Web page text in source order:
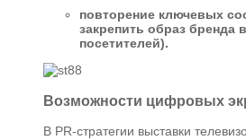
повторение ключевых
закрепить образ бренда
посетителей).
Возможности цифровых
В PR-стратегии выставки